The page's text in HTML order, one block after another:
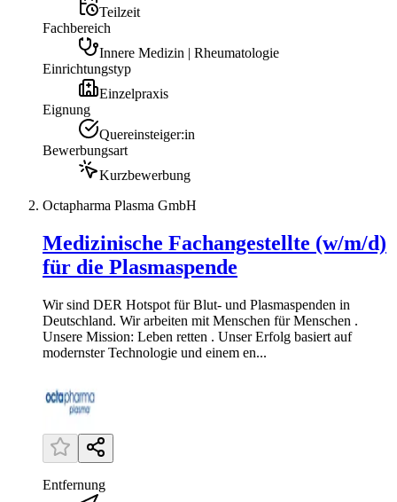
Teilzeit
Fachbereich
Innere Medizin | Rheumatologie
Einrichtungstyp
Einzelpraxis
Eignung
Quereinsteiger:in
Bewerbungsart
Kurzbewerbung
Octapharma Plasma GmbH
Medizinische Fachangestellte (w/m/d)
für die Plasmaspende
Wir sind DER Hotspot für Blut- und Plasmaspenden in
Deutschland. Wir arbeiten mit Menschen für Menschen .
Unsere Mission: Leben retten . Unser Erfolg basiert auf
modernster Technologie und einem en...
Entfernung